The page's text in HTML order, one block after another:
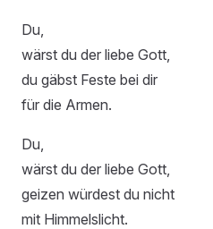
Du,
wärst du der liebe Gott,
du gäbst Feste bei dir
für die Armen.
Du,
wärst du der liebe Gott,
geizen würdest du nicht
mit Himmelslicht.